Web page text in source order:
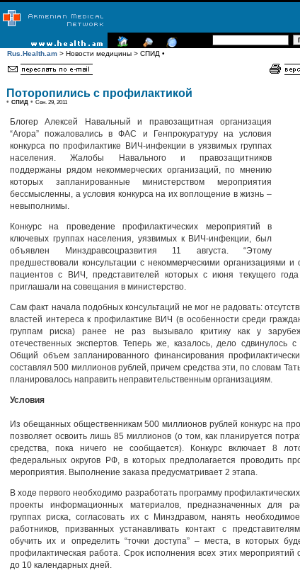
Rus.Health.am > Новости медицины > СПИД •
Поторопились с профилактикой
• СПИД • Сен. 29, 2011
Блогер Алексей Навальный и правозащитная организация
“Агора” пожаловались в ФАС и Генпрокуратуру на условия
конкурса по профилактике ВИЧ-инфекции в уязвимых группах
населения. Жалобы Навального и правозащитников
поддержаны рядом некоммерческих организаций, по мнению
которых запланированные министерством мероприятия
бессмысленны, а условия конкурса на их воплощение в жизнь –
невыполнимы.
Конкурс на проведение профилактических мероприятий в
ключевых группах населения, уязвимых к ВИЧ-инфекции, был
объявлен Минздравсоцразвития 11 августа. “Этому
предшествовали консультации с некоммерческими организациями и
пациентов с ВИЧ, представителей которых с июня текущего года
приглашали на совещания в министерство.
Сам факт начала подобных консультаций не мог не радовать:
властей интереса к профилактике ВИЧ (в особенности среди
группам риска) ранее не раз вызывало критику как у
отечественных экспертов. Теперь же, казалось, дело сдвинулось с
Общий объем запланированного финансирования
составлял 500 миллионов рублей, причем средства эти, по словам
планировалось направить неправительственным организациям.
Условия
Из обещанных общественникам 500 миллионов рублей конкурс на
позволяет освоить лишь 85 миллионов (о том, как планируется
средства, пока ничего не сообщается). Конкурс включает 8
федеральных округов РФ, в которых предполагается проводить
мероприятия. Выполнение заказа предусматривает 2 этапа.
В ходе первого необходимо разработать программу
проекты информационных материалов, предназначенных для
группах риска, согласовать их с Минздравом, нанять
работников, призванных устанавливать контакт с
обучить их и определить “точки доступа” – места, в которых
профилактическая работа. Срок исполнения всех этих мероприятий
до 10 календарных дней.